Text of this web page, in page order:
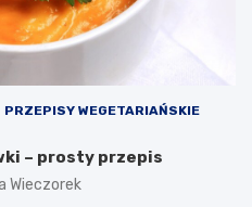
PRZEPISY WEGETARIAŃSKIE
– prosty przepis
Wieczorek